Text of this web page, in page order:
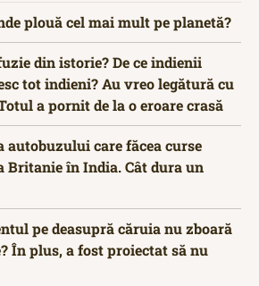
plouă cel mai mult pe planetă?
din istorie? De ce indienii
tot indieni? Au vreo legătură cu
a pornit de la o eroare crasă
autobuzului care făcea curse
Britanie în India. Cât dura un
pe deasupră căruia nu zboară
În plus, a fost proiectat să nu